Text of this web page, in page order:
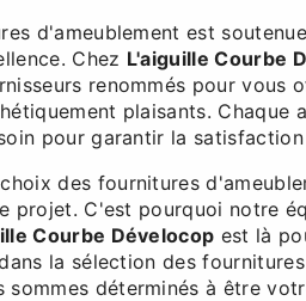
d'ameublement est
Chez L'aiguille Courbe
renommés pour vous
plaisants. Chaque
pour garantir la
des fournitures
projet. C'est pourquoi notre
Courbe Dévelocop est là
la sélection des
sommes déterminés à être